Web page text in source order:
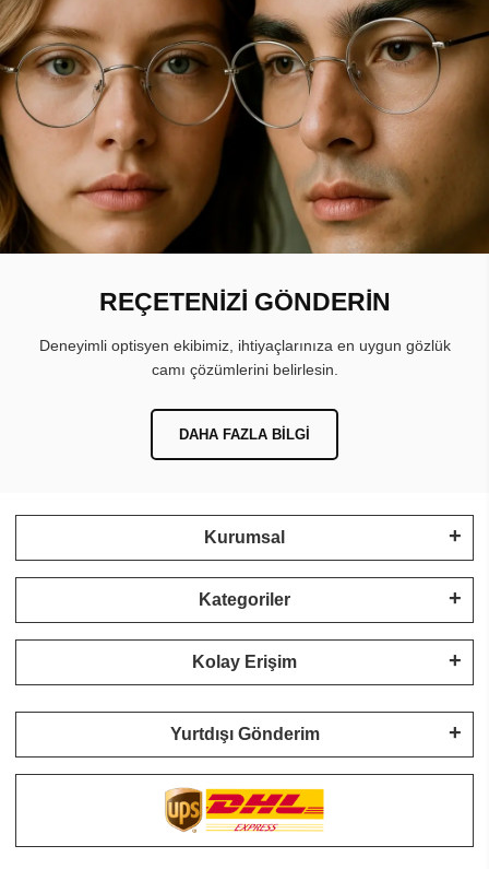
REÇETENİZİ GÖNDERİN
Deneyimli optisyen ekibimiz, ihtiyaçlarınıza en uygun gözlük
camı çözümlerini belirlesin.
DAHA FAZLA BILGI
Kurumsal
Kategoriler
Kolay Erişim
Yurtdışı Gönderim